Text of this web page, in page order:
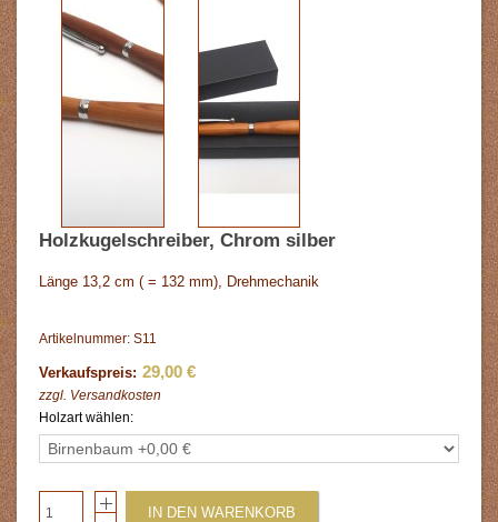
Holzkugelschreiber, Chrom silber
Länge 13,2 cm ( = 132 mm), Drehmechanik
Artikelnummer: S11
Verkaufspreis: 29,00 €
zzgl. Versandkosten
Holzart wählen:
IN DEN WARENKORB